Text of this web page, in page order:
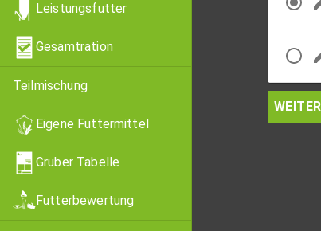
Leistungsfutter
Gesamtration
Teilmischung
Eigene Futtermittel
Gruber Tabelle
Futterbewertung
WEITER